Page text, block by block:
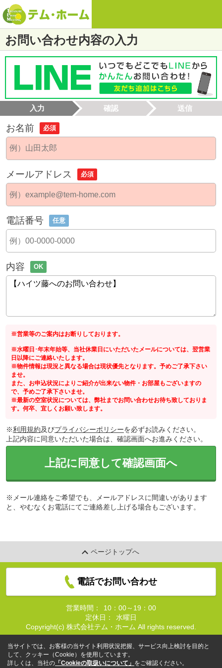
お問い合わせ内容の入力
入力 確認 送信
お名前 必須
メールアドレス 必須
電話番号 任意
内容 OK
※営業等のご案内はお断りしております。
※水曜日･年末年始等、当社休業日にいただいたメールについては、翌営業
日以降にご連絡いたします。
※物件情報は現況と異なる場合は現状優先となります。予めご了承下さい
ませ。
また、お申込状況によりご紹介が出来ない物件・お部屋もございますの
で、予めご了承下さいませ。
※最新の空室状況については、弊社までお問い合わせお待ち致しておりま
す。何卒、宜しくお願い致します。
※利用規約及びプライバシーポリシーを必ずお読みください。
上記内容に同意いただいた場合は、確認画面へお進みください。
上記に同意して確認画面へ
※メール連絡をご希望でも、メールアドレスに間違いがあります
と、やむなくお電話にてご連絡差し上げる場合もございます。
ページトップへ
電話でお問い合わせ
営業時間：
10：00～19：00
定休日：
水曜日
Copyright(c) 株式会社テム・ホーム All rights reserved.
当サイトでは、お客様の当サイト利用状況把握、サービス向上検討を目的と
して、クッキー（Cookie）を使用しています。
詳しくは、当社の 「Cookieの取扱いについて」 をご確認ください。